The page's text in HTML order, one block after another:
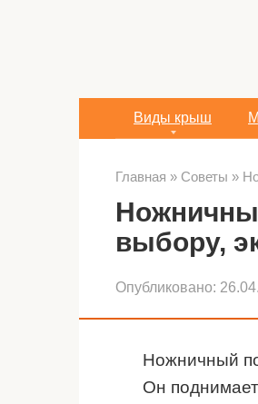
Виды крыш
Главная » Советы »
выбору,
Опубликовано:
Ножничный
Он